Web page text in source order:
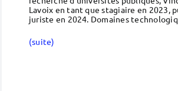
Lavoix en tant que stagiaire en 2023,
juriste en 2024. Domaines
(suite)